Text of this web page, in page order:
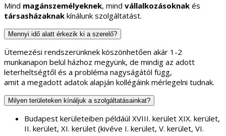
Mind magánszemélyeknek, mind vállalkozásoknak és
társasházaknak kínálunk szolgáltatást.
Mennyi idő alatt érkezik ki a szerelő?
Ütemezési rendszerünknek köszönhetően akár 1-2
munkanapon belül házhoz megyünk, de mindig az adott
leterheltségtől és a probléma nagyságától függ,
amit a megadott adatok alapján kollégáink mérlegelni tudnak.
Milyen területeken kínáljuk a szolgáltatásainkat?
Budapest kerületeiben példáúl XVIII. kerület XIX. kerület,
II. kerület, XI. kerület (kivéve I. kerület, V. kerület, VI.